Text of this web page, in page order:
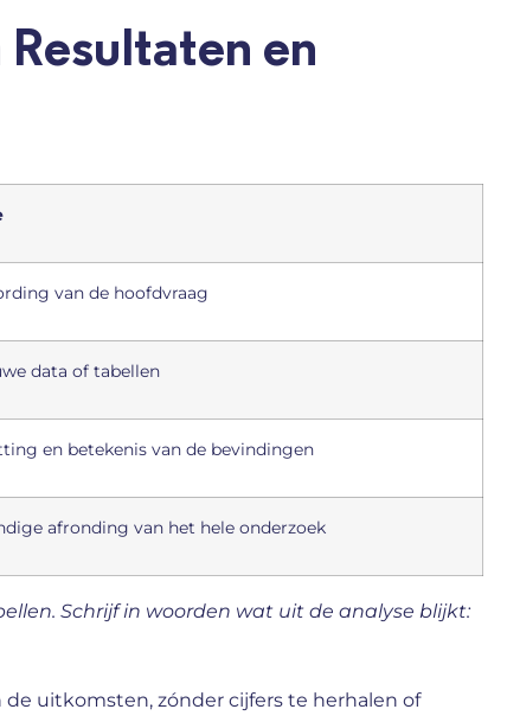
en
van de hoofdvraag
data of tabellen
en betekenis van de bevindingen
afronding van het hele onderzoek
Schrijf in woorden wat uit de analyse blijkt:
uitkomsten, zónder cijfers te herhalen of